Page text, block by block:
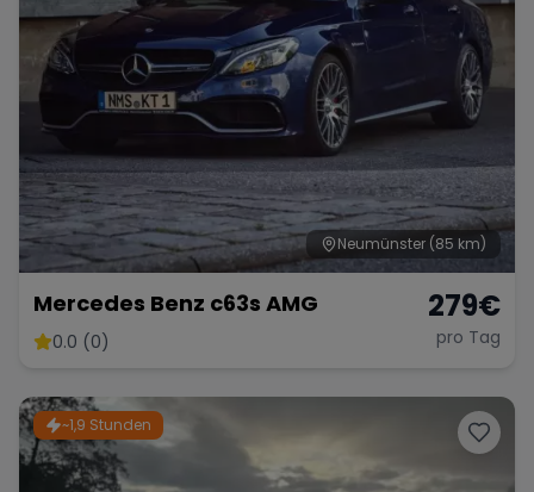
Bentley Rolls Royce Aston Martin
Lotus Maserati
Range Rover Corvette Neumünster (85 km)
Mercedes Benz c63s AMG
0.0 (0)
279€
pro Tag
~1,9 Stunden